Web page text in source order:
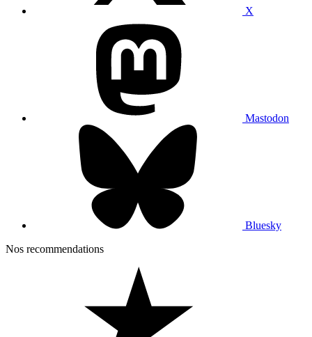
X
Mastodon
Bluesky
Nos recommendations